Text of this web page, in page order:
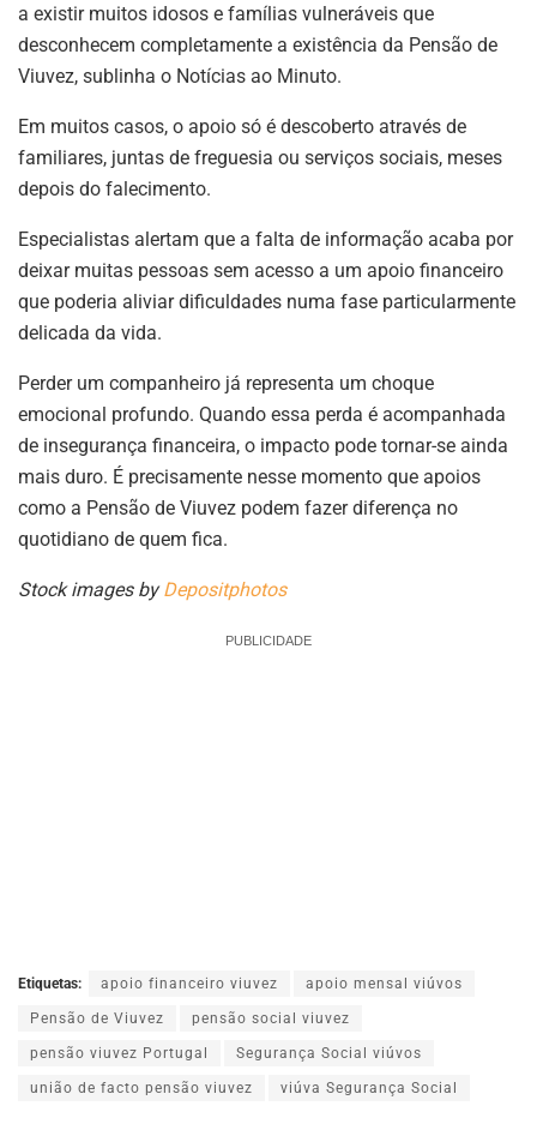
a existir muitos idosos e famílias vulneráveis que
desconhecem completamente a existência da Pensão de
Viuvez, sublinha o Notícias ao Minuto.
Em muitos casos, o apoio só é descoberto através de
familiares, juntas de freguesia ou serviços sociais, meses
depois do falecimento.
Especialistas alertam que a falta de informação acaba por
deixar muitas pessoas sem acesso a um apoio financeiro
que poderia aliviar dificuldades numa fase particularmente
delicada da vida.
Perder um companheiro já representa um choque
emocional profundo. Quando essa perda é acompanhada
de insegurança financeira, o impacto pode tornar-se ainda
mais duro. É precisamente nesse momento que apoios
como a Pensão de Viuvez podem fazer diferença no
quotidiano de quem fica.
Stock images byDepositphotos
PUBLICIDADE
Etiquetas: apoio financeiro viuvez apoio mensal viúvos
Pensão de Viuvez pensão social viuvez
pensão viuvez Portugal Segurança Social viúvos
união de facto pensão viuvez viúva Segurança Social